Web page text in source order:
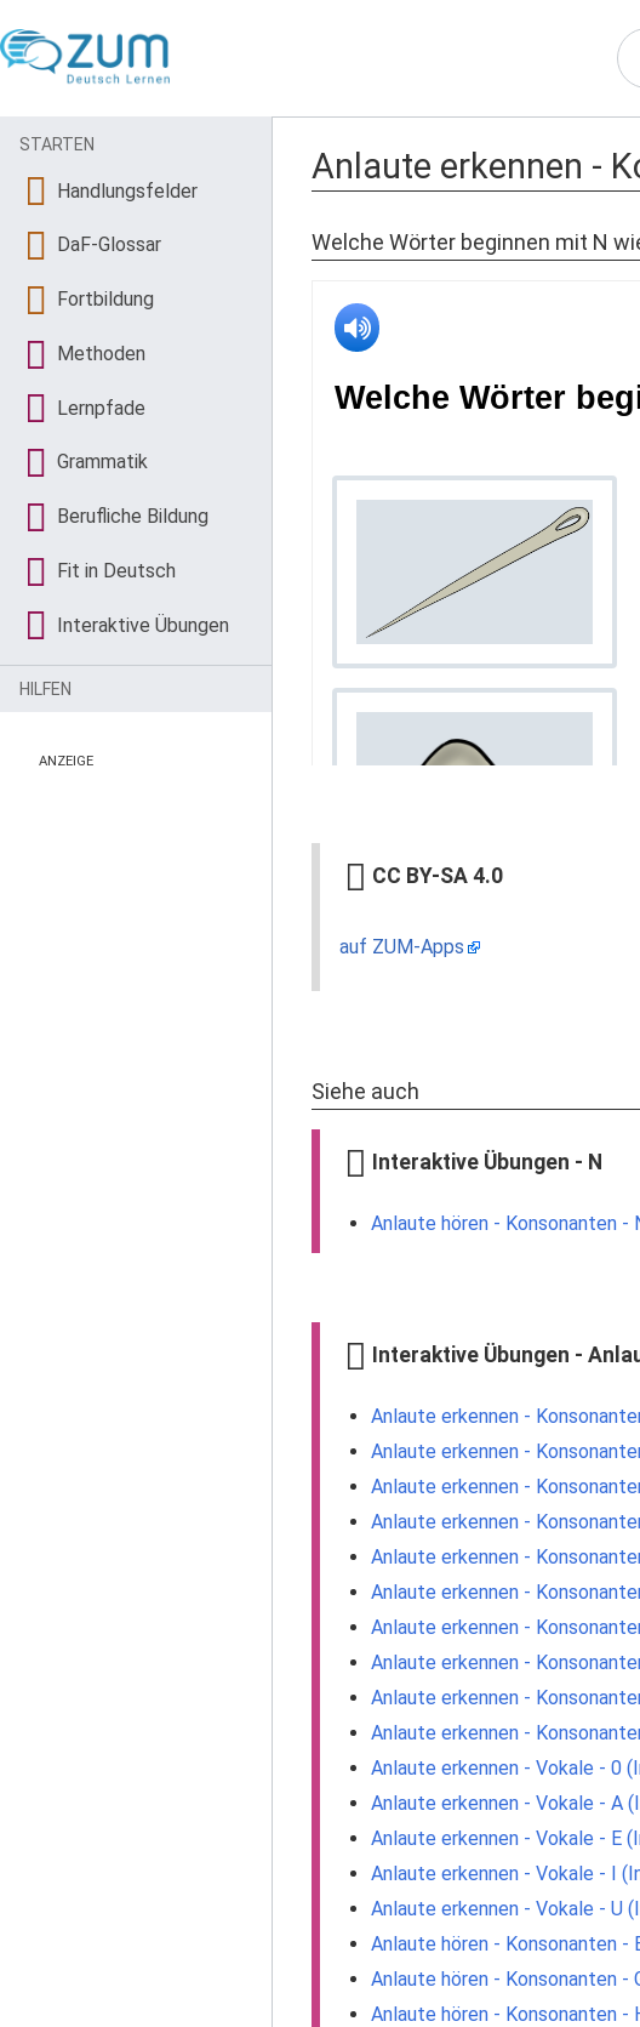
Anlaute erkennen -
Welche Wörter beginnen mit N
CC BY-SA 4.0
auf ZUM-Apps
Siehe auch
Interaktive Übungen - N
Anlaute hören - Konsonanten -
Interaktive Übungen -
Anlaute erkennen -
Anlaute erkennen -
Anlaute erkennen -
Anlaute erkennen -
Anlaute erkennen -
Anlaute erkennen -
Anlaute erkennen -
Anlaute erkennen -
Anlaute erkennen -
Anlaute erkennen -
Anlaute erkennen - Vokale - 0
Anlaute erkennen - Vokale - A
Anlaute erkennen - Vokale - E
Anlaute erkennen - Vokale - I
Anlaute erkennen - Vokale - U
Anlaute hören - Konsonanten -
Anlaute hören - Konsonanten -
Anlaute hören - Konsonanten -
STARTEN
Handlungsfelder
DaF-Glossar
Fortbildung
Methoden
Lernpfade
Grammatik
Berufliche Bildung
Fit in Deutsch
Interaktive Übungen
HILFEN
ANZEIGE